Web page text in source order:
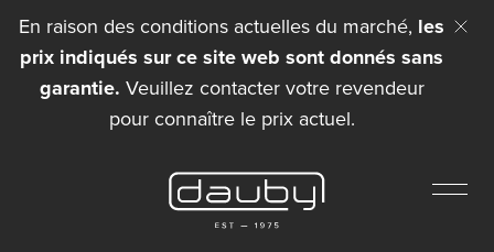
En raison des conditions actuelles du marché, les
prix indiqués sur ce site web sont donnés sans
garantie. Veuillez contacter votre revendeur
pour connaître le prix actuel.